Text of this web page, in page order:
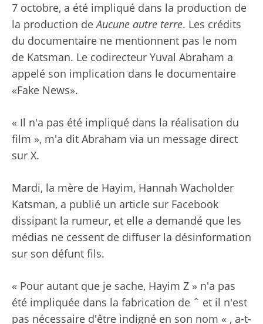
7 octobre, a été impliqué dans la production de
la production deAucune autre terre. Les crédits
du documentaire ne mentionnent pas le nom
de Katsman. Le codirecteur Yuval Abraham a
appelé son implication dans le documentaire
«Fake News».
« Il n'a pas été impliqué dans la réalisation du
film », m'a dit Abraham via un message direct
sur X.
Mardi, la mère de Hayim, Hannah Wacholder
Katsman, a publié un article sur Facebook
dissipant la rumeur, et elle a demandé que les
médias ne cessent de diffuser la désinformation
sur son défunt fils.
« Pour autant que je sache, Hayim Z » n'a pas
été impliquée dans la fabrication de ˆ et il n'est
pas nécessaire d'être indigné en son nom « , a-t-